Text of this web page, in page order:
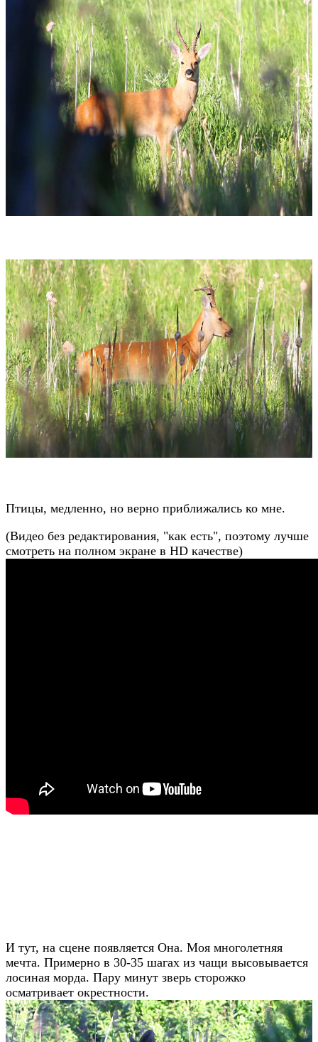
Птицы, медленно, но верно приближались ко мне.
(Видео без редактирования, "как есть", поэтому лучше
смотреть на полном экране в HD качестве)
И тут, на сцене появляется Она. Моя многолетняя
мечта. Примерно в 30-35 шагах из чащи высовывается
лосиная морда. Пару минут зверь сторожко
осматривает окрестности.